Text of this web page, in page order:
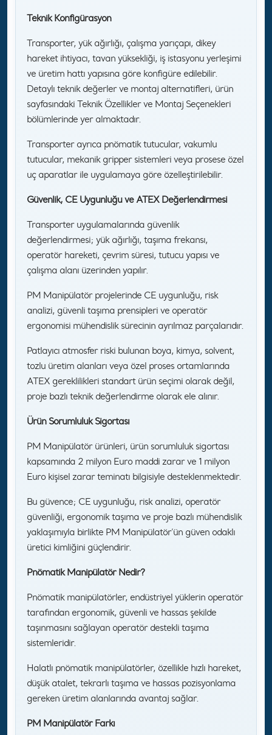
Teknik Konfigürasyon
Transporter, yük ağırlığı, çalışma yarıçapı, dikey
hareket ihtiyacı, tavan yüksekliği, iş istasyonu yerleşimi
ve üretim hattı yapısına göre konfigüre edilebilir.
Detaylı teknik değerler ve montaj alternatifleri, ürün
sayfasındaki Teknik Özellikler ve Montaj Seçenekleri
bölümlerinde yer almaktadır.
Transporter ayrıca pnömatik tutucular, vakumlu
tutucular, mekanik gripper sistemleri veya prosese özel
uç aparatlar ile uygulamaya göre özelleştirilebilir.
Güvenlik, CE Uygunluğu ve ATEX Değerlendirmesi
Transporter uygulamalarında güvenlik
değerlendirmesi; yük ağırlığı, taşıma frekansı,
operatör hareketi, çevrim süresi, tutucu yapısı ve
çalışma alanı üzerinden yapılır.
PM Manipülatör projelerinde CE uygunluğu, risk
analizi, güvenli taşıma prensipleri ve operatör
ergonomisi mühendislik sürecinin ayrılmaz parçalarıdır.
Patlayıcı atmosfer riski bulunan boya, kimya, solvent,
tozlu üretim alanları veya özel proses ortamlarında
ATEX gereklilikleri standart ürün seçimi olarak değil,
proje bazlı teknik değerlendirme olarak ele alınır.
Ürün Sorumluluk Sigortası
PM Manipülatör ürünleri, ürün sorumluluk sigortası
kapsamında 2 milyon Euro maddi zarar ve 1 milyon
Euro kişisel zarar teminatı bilgisiyle desteklenmektedir.
Bu güvence; CE uygunluğu, risk analizi, operatör
güvenliği, ergonomik taşıma ve proje bazlı mühendislik
yaklaşımıyla birlikte PM Manipülatör’ün güven odaklı
üretici kimliğini güçlendirir.
Pnömatik Manipülatör Nedir?
Pnömatik manipülatörler, endüstriyel yüklerin operatör
tarafından ergonomik, güvenli ve hassas şekilde
taşınmasını sağlayan operatör destekli taşıma
sistemleridir.
Halatlı pnömatik manipülatörler, özellikle hızlı hareket,
düşük atalet, tekrarlı taşıma ve hassas pozisyonlama
gereken üretim alanlarında avantaj sağlar.
PM Manipülatör Farkı